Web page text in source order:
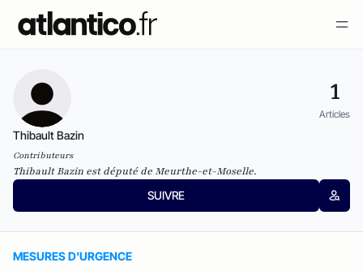
1
Articles
Thibault Bazin
Contributeurs
Thibault Bazin est député de Meurthe-et-Moselle.
SUIVRE
MESURES D'URGENCE